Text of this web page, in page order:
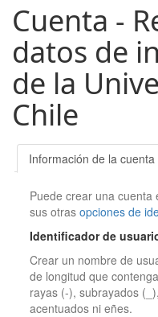
Cuenta -
datos de
de la
Chile
Información de la cuenta
Puede crear una cuenta
sus otrasopciones de
Identificador de
Crear un nombre de
de longitud que
rayas (-), subrayados
acentuados ni eñes.